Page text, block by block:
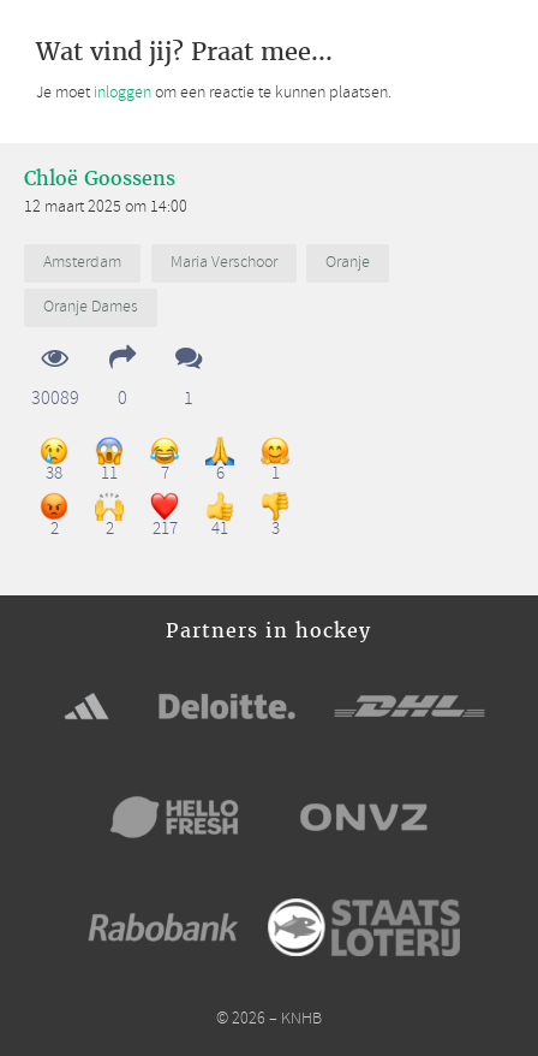
Wat vind jij? Praat mee...
Je moet inloggenom een reactie te kunnen plaatsen.
Chloë Goossens
12 maart 2025 om 14:00
Amsterdam Maria Verschoor
Oranje
Oranje Dames
30089 0 1
38 11 7 6 1
2 2 217 41 3
Partners in hockey
© 2026 – KNHB